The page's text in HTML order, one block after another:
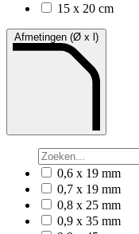
15 x 20 cm
Afmetingen (Ø x l)
0,6 x 19 mm
0,7 x 19 mm
0,8 x 25 mm
0,9 x 35 mm